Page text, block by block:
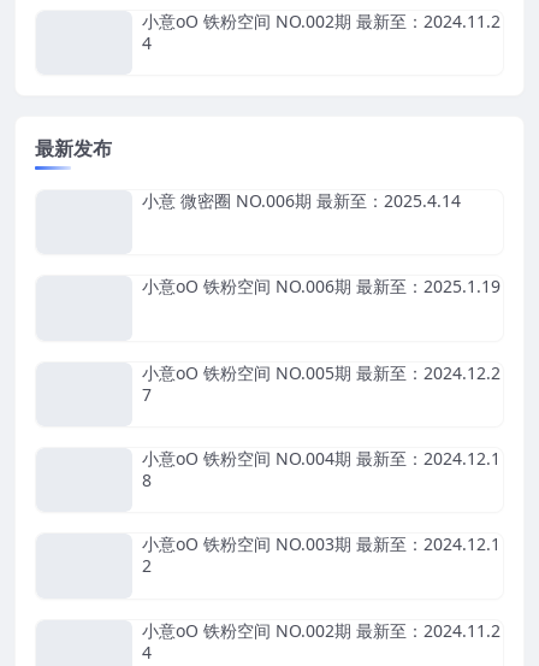
小意oO 铁粉空间 NO.002期 最新至：2024.11.2
4
最新发布
小意 微密圈 NO.006期 最新至：2025.4.14
小意oO 铁粉空间 NO.006期 最新至：2025.1.19
小意oO 铁粉空间 NO.005期 最新至：2024.12.2
7
小意oO 铁粉空间 NO.004期 最新至：2024.12.1
8
小意oO 铁粉空间 NO.003期 最新至：2024.12.1
2
小意oO 铁粉空间 NO.002期 最新至：2024.11.2
4